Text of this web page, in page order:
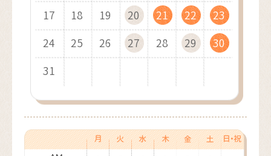
17
18 19 20 21 22
23
24
25 26 27 28 29
30
31
21
22 23 24 25 26
27
28
29 30
19
20 21 22 23 24
25
26
27 28 29 30 31
16
17 18 19 20 21
22
23
24 25 26 27 28
29
30
21
22 23 24 25 26
27
28
29 30 31
18
19 20 21 22 23
24
25
26 27 28 29 30 31
22
23 24 25 26 27 28
22
23 24 25 26 27
28
29
30 31
19
20 21 22 23 24
25
26
27 28 29 30
17
18 19 20 21 22
23
24
25 26 27 28 29
30
31
21
22 23 24 25 26
27
28
29 30
19
20 21 22 23 24
25
26
27 28 29 30 31